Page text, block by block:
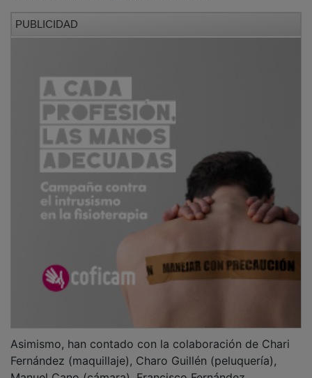
PUBLICIDAD
Asimismo, han contado con la colaboración de Chari
Fernández (maquillaje), Charo Guillén (peluquería),